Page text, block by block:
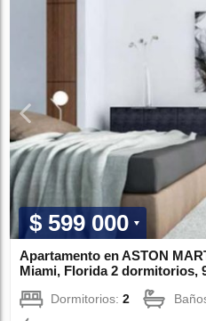
$ 599 000
Apartamento en ASTON
Miami, Florida 2 dormitorios,
Dormitorios:2